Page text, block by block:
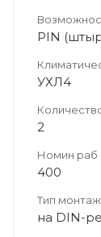
PIN
УХЛ4
2
Номин раб
400
Тип
на DIN-